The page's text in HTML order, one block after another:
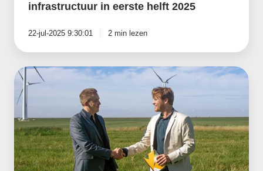
infrastructuur in eerste helft 2025
22-jul-2025 9:30:01 2 min lezen
5
zakelijke
energietrends
voor
2026